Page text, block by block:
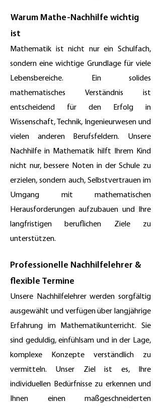
Warum Mathe-Nachhilfe wichtig
ist
Mathematik ist nicht nur ein Schulfach,
sondern eine wichtige Grundlage für viele
Lebensbereiche. Ein solides
mathematisches Verständnis ist
entscheidend für den Erfolg in
Wissenschaft, Technik, Ingenieurwesen und
vielen anderen Berufsfeldern. Unsere
Nachhilfe in Mathematik hilft Ihrem Kind
nicht nur, bessere Noten in der Schule zu
erzielen, sondern auch, Selbstvertrauen im
Umgang mit mathematischen
Herausforderungen aufzubauen und Ihre
langfristigen beruflichen Ziele zu
unterstützen.
Professionelle Nachhilfelehrer &
flexible Termine
Unsere Nachhilfelehrer werden sorgfältig
ausgewählt und verfügen über langjährige
Erfahrung im Mathematikunterricht. Sie
sind geduldig, einfühlsam und in der Lage,
komplexe Konzepte verständlich zu
vermitteln. Unser Ziel ist es, Ihre
individuellen Bedürfnisse zu erkennen und
Ihnen einen maßgeschneiderten